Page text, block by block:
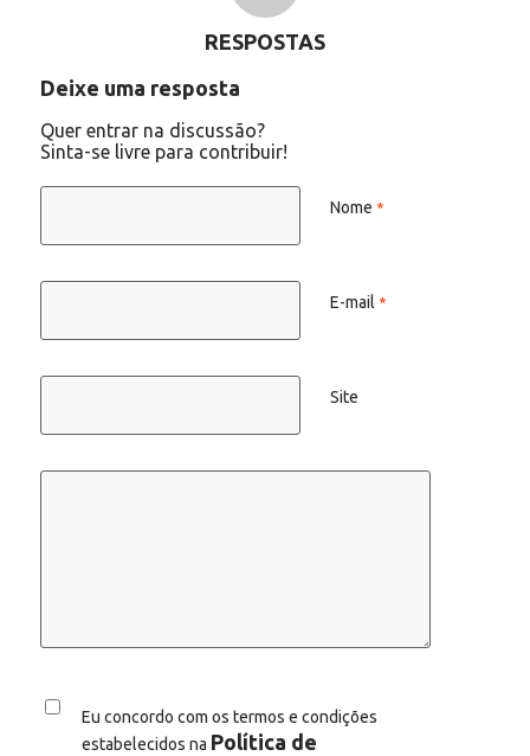
RESPOSTAS
Deixe uma resposta
Quer entrar na discussão?
Sinta-se livre para contribuir!
Nome *
E-mail *
Site
Eu concordo com os termos e condições
estabelecidos na Política de